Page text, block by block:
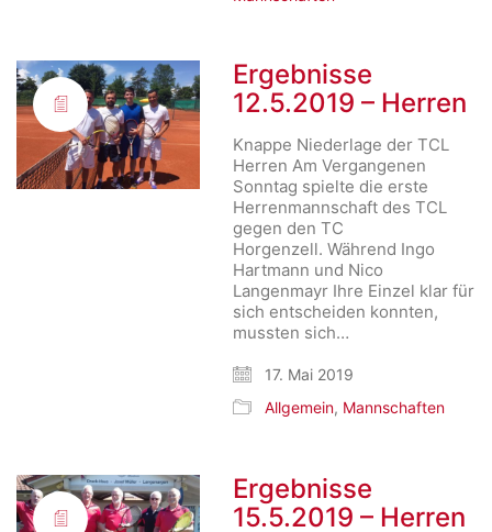
Ergebnisse
12.5.2019 – Herren
Knappe Niederlage der TCL
Herren Am Vergangenen
Sonntag spielte die erste
Herrenmannschaft des TCL
gegen den TC
Horgenzell. Während Ingo
Hartmann und Nico
Langenmayr Ihre Einzel klar für
sich entscheiden konnten,
mussten sich…
17. Mai 2019
Allgemein, Mannschaften
Ergebnisse
15.5.2019 – Herren